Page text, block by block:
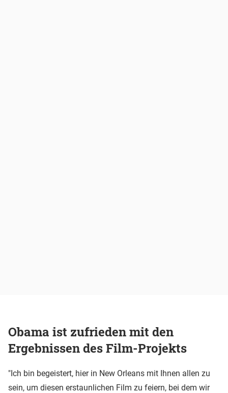
Obama ist zufrieden mit den
Ergebnissen des Film-Projekts
"Ich bin begeistert, hier in New Orleans mit Ihnen allen zu
sein, um diesen erstaunlichen Film zu feiern, bei dem wir